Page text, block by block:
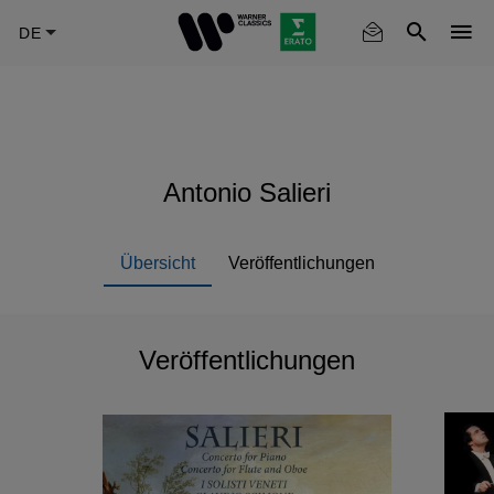
Antonio Salieri
Übersicht Veröffentlichungen
Veröffentlichungen